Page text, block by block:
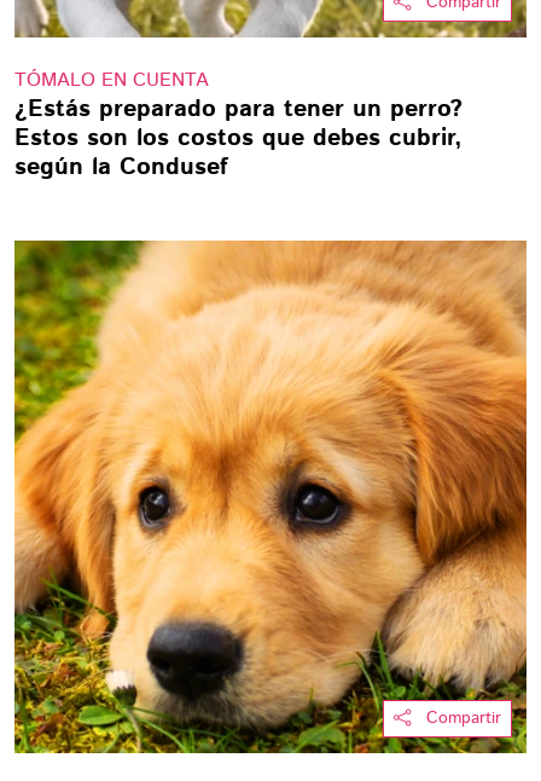
TÓMALO EN CUENTA
¿Estás preparado para tener un perro?
Estos son los costos que debes cubrir,
según la Condusef
Compartir